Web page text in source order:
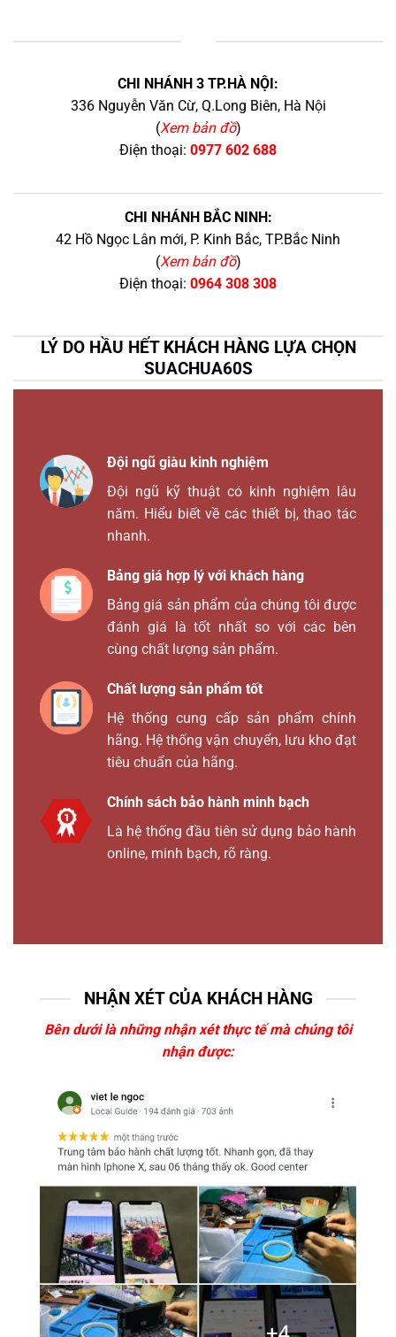
CHI NHÁNH 3 TP.HÀ NỘI:
336 Nguyễn Văn Cừ, Q.Long Biên, Hà Nội
(Xem bản đồ)
Điện thoại: 0977 602 688
CHI NHÁNH BẮC NINH:
42 Hồ Ngọc Lân mới, P. Kinh Bắc, TP.Bắc Ninh
(Xem bản đồ)
Điện thoại: 0964 308 308
LÝ DO HẦU HẾT KHÁCH HÀNG LỰA CHỌN
SUACHUA60S
Đội ngũ giàu kinh nghiệm
Đội ngũ kỹ thuật có kinh nghiệm lâu
năm. Hiểu biết về các thiết bị, thao tác
nhanh.
Bảng giá hợp lý với khách hàng
Bảng giá sản phẩm của chúng tôi được
đánh giá là tốt nhất so với các bên
cùng chất lượng sản phẩm.
Chất lượng sản phẩm tốt
Hệ thống cung cấp sản phẩm chính
hãng. Hệ thống vận chuyển, lưu kho đạt
tiêu chuẩn của hãng.
Chính sách bảo hành minh bạch
Là hệ thống đầu tiên sử dụng bảo hành
online, minh bạch, rõ ràng.
NHẬN XÉT CỦA KHÁCH HÀNG
Bên dưới là những nhận xét thực tế mà chúng tôi
nhận được: